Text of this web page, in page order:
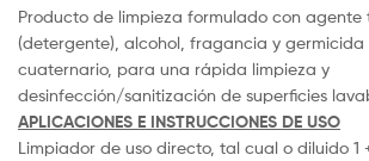
Producto de limpieza formulado con agente
(detergente), alcohol, fragancia y germicida
cuaternario, para una rápida limpieza y
desinfección/sanitización de superficies
APLICACIONES E INSTRUCCIONES DE USO
Limpiador de uso directo, tal cual o diluido 1